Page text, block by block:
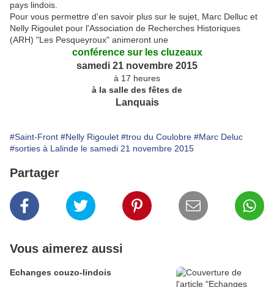
pays lindois.
Pour vous permettre d'en savoir plus sur le sujet, Marc Delluc et
Nelly Rigoulet pour l'Association de Recherches Historiques
(ARH) "Les Pesqueyroux" animeront une
conférence sur les cluzeaux
samedi 21 novembre 2015
à 17 heures
à la salle des fêtes de
Lanquais
#Saint-Front #Nelly Rigoulet #trou du Coulobre #Marc Deluc
#sorties à Lalinde le samedi 21 novembre 2015
Partager
Vous aimerez aussi
Echanges couzo-lindois